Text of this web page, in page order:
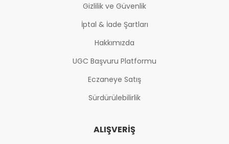
Gizlilik ve Güvenlik
İptal & İade Şartları
Hakkımızda
UGC Başvuru Platformu
Eczaneye Satış
Sürdürülebilirlik
ALIŞVERIŞ